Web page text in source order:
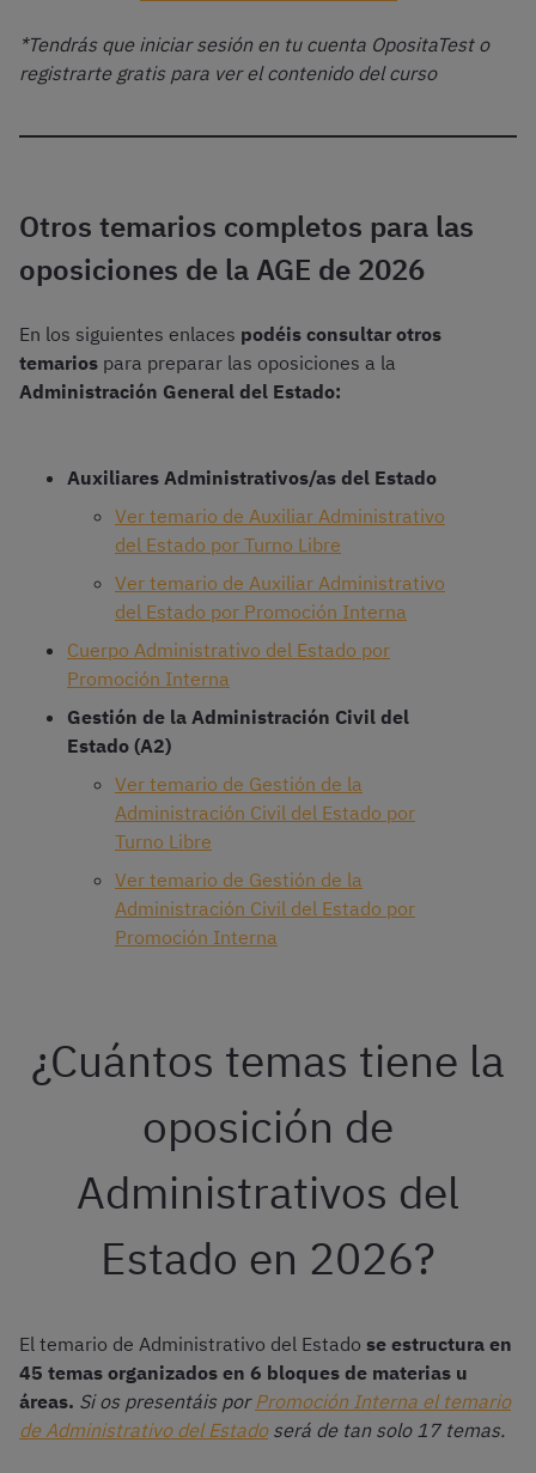
*Tendrás que iniciar sesión en tu cuenta OpositaTest o
registrarte gratis para ver el contenido del curso
Otros temarios completos para las
oposiciones de la AGE de 2026
En los siguientes enlaces podéis consultar otros
temarios para preparar las oposiciones a la
Administración General del Estado:
Auxiliares Administrativos/as del Estado
Ver temario de Auxiliar Administrativo
del Estado por Turno Libre
Ver temario de Auxiliar Administrativo
del Estado por Promoción Interna
Cuerpo Administrativo del Estado por
Promoción Interna
Gestión de la Administración Civil del
Estado (A2)
Ver temario de Gestión de la
Administración Civil del Estado por
Turno Libre
Ver temario de Gestión de la
Administración Civil del Estado por
Promoción Interna
¿Cuántos temas tiene la
oposición de
Administrativos del
Estado en 2026?
El temario de Administrativo del Estado se estructura en
45 temas organizados en 6 bloques de materias u
áreas. Si os presentáis por Promoción Interna el temario
de Administrativo del Estadoserá de tan solo 17 temas.